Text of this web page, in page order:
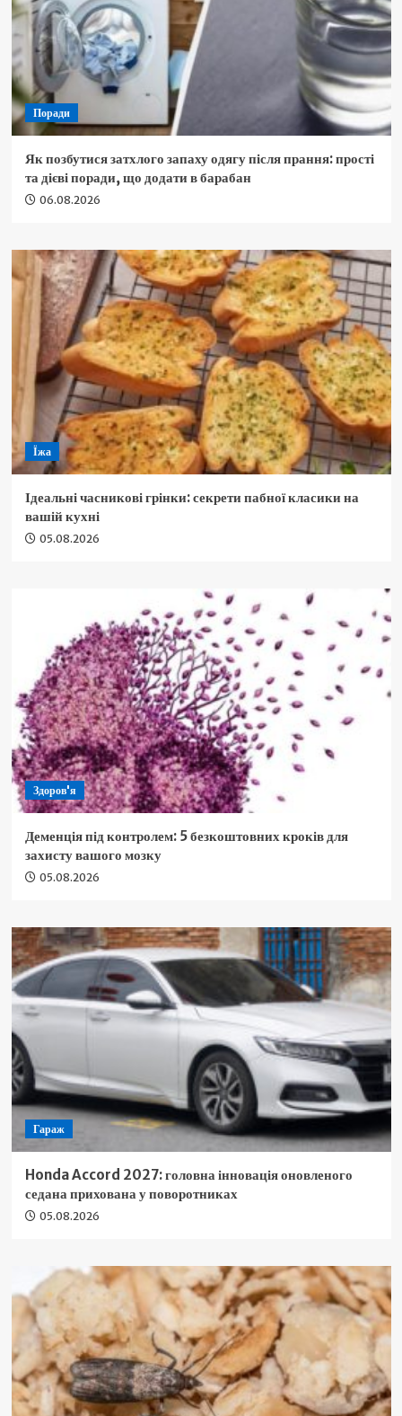
Поради
Як позбутися затхлого запаху одягу після прання: прості
та дієві поради, що додати в барабан
06.08.2026
Їжа
Ідеальні часникові грінки: секрети пабної класики на
вашій кухні
05.08.2026
Здоров'я
Деменція під контролем: 5 безкоштовних кроків для
захисту вашого мозку
05.08.2026
Гараж
Honda Accord 2027: головна інновація оновленого
седана прихована у поворотниках
05.08.2026